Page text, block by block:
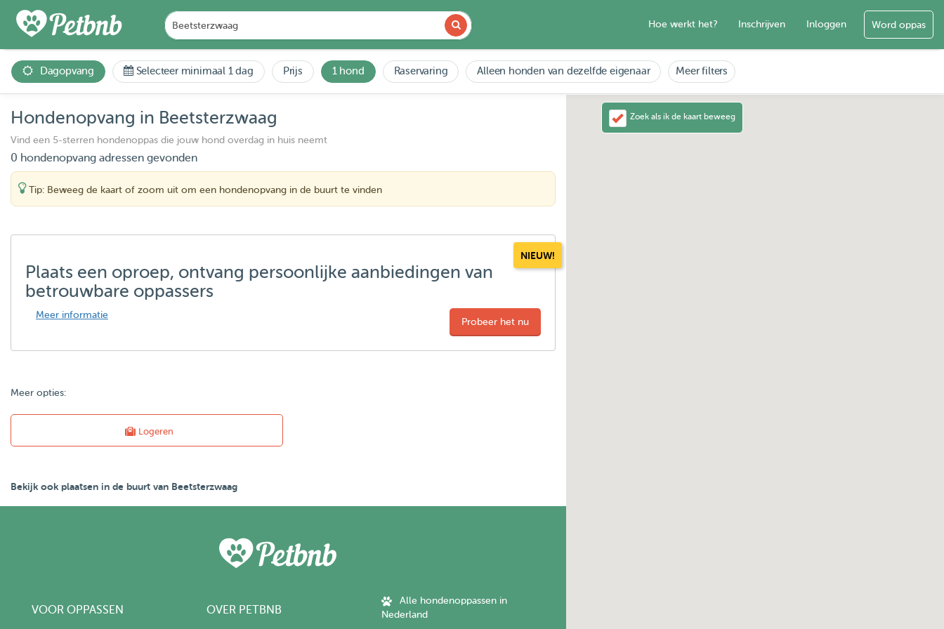
Hoe werkt het? Inschrijven Inloggen Word oppas
Dagopvang Selecteer minimaal 1 dag Prijs 1 hond Raservaring Alleen honden van dezelfde eigenaar Meer filters
Hondenopvang in Beetsterzwaag
Vind een 5-sterren hondenoppas die jouw hond overdag in huis neemt
0 hondenopvang adressen gevonden
Tip: Beweeg de kaart of zoom uit om een hondenopvang in de buurt te vinden
NIEUW!
Plaats een oproep, ontvang persoonlijke aanbiedingen van
betrouwbare oppassers
Meer informatie
Probeer het nu
Meer opties:
Logeren
Bekijk ook plaatsen in de buurt van Beetsterzwaag
VOOR OPPASSEN OVER PETBNB
Alle hondenoppassen in
Nederland
Zoek als ik de kaart beweeg